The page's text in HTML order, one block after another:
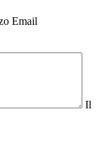
Email
Il